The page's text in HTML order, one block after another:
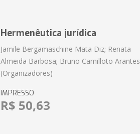
Hermenêutica jurídica
Jamile Bergamaschine Mata Diz; Renata
Almeida Barbosa; Bruno Camilloto Arantes
(Organizadores)
IMPRESSO
R$ 50,63